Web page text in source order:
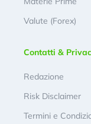
Valute (Forex)
Contatti &
Redazione
Risk Disclaimer
Termini e